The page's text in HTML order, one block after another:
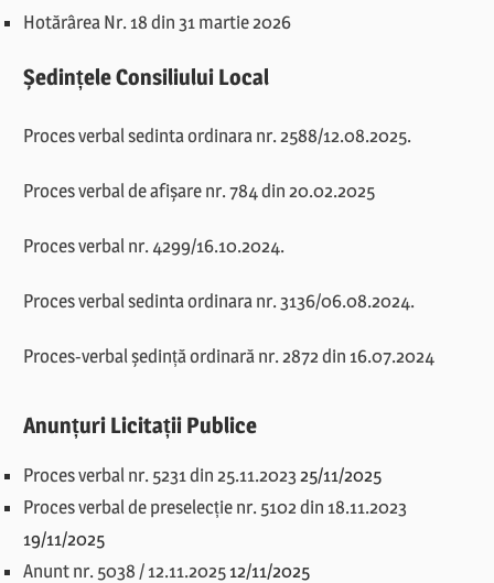
Hotărârea Nr. 18 din 31 martie 2026
Ședințele Consiliului Local
Proces verbal sedinta ordinara nr. 2588/12.08.2025.
Proces verbal de afișare nr. 784 din 20.02.2025
Proces verbal nr. 4299/16.10.2024.
Proces verbal sedinta ordinara nr. 3136/06.08.2024.
Proces-verbal ședință ordinară nr. 2872 din 16.07.2024
Anunțuri Licitații Publice
Proces verbal nr. 5231 din 25.11.2023 25/11/2025
Proces verbal de preselecție nr. 5102 din 18.11.2023
19/11/2025
Anunt nr. 5038 / 12.11.2025 12/11/2025